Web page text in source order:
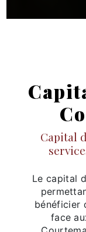
Capital
Le capital
bénéficier
face